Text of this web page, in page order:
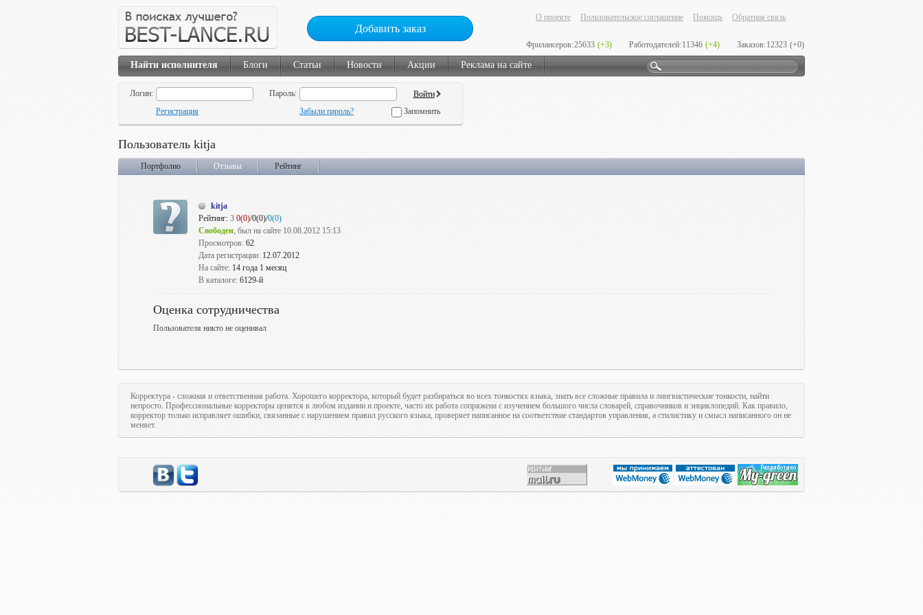
Добавить заказ
О проекте Пользовательское соглашение Помощь Обратная связь
Фрилансеров:25633 (+3) Работодателей:11346 (+4) Заказов:12323 (+0)
Найти исполнителя Блоги Статьи Новости Акции Реклама на сайте
Логин:
Пароль:
Регистрация
Забыли пароль? Запомнить
Пользователь kitja
Портфолио Отзывы Рейтинг
kitja
Рейтинг: 3 0(0)/0(0)/0(0)
Свободен, был на сайте 10.08.2012 15:13
Просмотров: 62
Дата регистрации: 12.07.2012
На сайте: 14 года 1 месяц
В каталоге: 6129-й
Оценка сотрудничества
Пользователя никто не оценивал
Корректура - сложная и ответственная работа. Хорошего корректора, который будет разбираться во всех тонкостях языка, знать все сложные правила и лингвистические тонкости, найти
непросто. Профессиональные корректоры ценятся в любом издании и проекте, часто их работа сопряжена с изучением большого числа словарей, справочников и энциклопедий. Как правило,
корректор только исправляет ошибки, связанные с нарушением правил русского языка, проверяет написанное на соответствие стандартов управления, а стилистику и смысл написанного он не
меняет.